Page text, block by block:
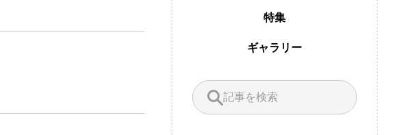
特集
ギャラリー